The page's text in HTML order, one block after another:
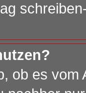
ob es